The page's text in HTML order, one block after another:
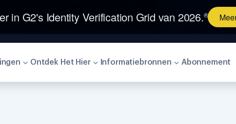
in G2's Identity Verification Grid van 2026.®
Ontdek Het Hier Informatiebronnen Abonnement